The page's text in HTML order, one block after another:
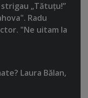
„Tătuţu!”
Radu
"Ne uitam la
Laura Bălan,